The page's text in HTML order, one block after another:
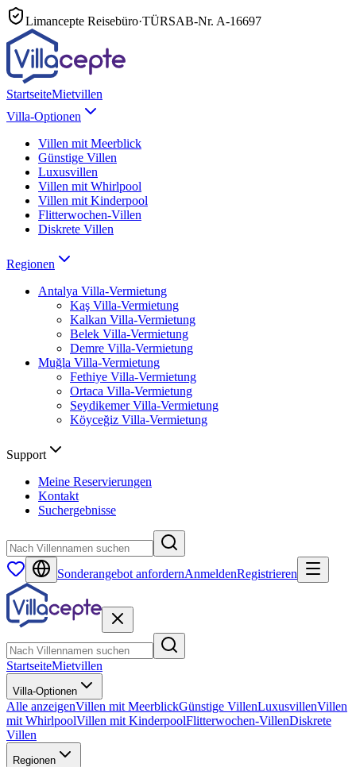
Limancepte Reisebüro·TÜRSAB-Nr. A-16697
StartseiteMietvillen
Villa-Optionen
Villen mit Meerblick
Günstige Villen
Luxusvillen
Villen mit Whirlpool
Villen mit Kinderpool
Flitterwochen-Villen
Diskrete Villen
Regionen
Antalya Villa-Vermietung
Kaş Villa-Vermietung
Kalkan Villa-Vermietung
Belek Villa-Vermietung
Demre Villa-Vermietung
Muğla Villa-Vermietung
Fethiye Villa-Vermietung
Ortaca Villa-Vermietung
Seydikemer Villa-Vermietung
Köyceğiz Villa-Vermietung
Support
Meine Reservierungen
Kontakt
Suchergebnisse
Sonderangebot anfordernAnmeldenRegistrieren
StartseiteMietvillen
Villa-Optionen
Alle anzeigenVillen mit MeerblickGünstige VillenLuxusvillenVillen
mit WhirlpoolVillen mit KinderpoolFlitterwochen-VillenDiskrete
Villen
Regionen